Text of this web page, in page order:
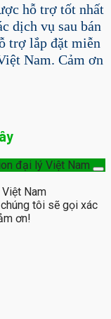
hỗ trợ tốt nhất
dịch vụ sau bán
trợ lắp đặt miễn
Nam. Cảm ơn
đại lý Việt Nam
Nam
tôi sẽ gọi xác
ơn!